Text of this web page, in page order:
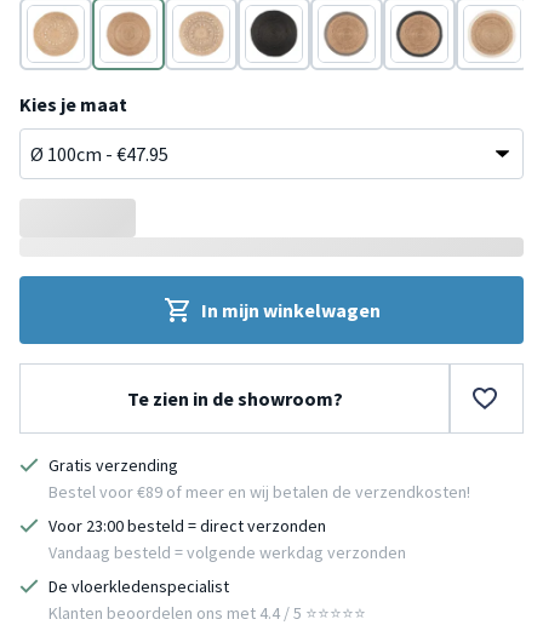
Bruin Bruin Bruin Zwart Grijs Zwart Wit
Kies je maat
In mijn winkelwagen
Te zien in de showroom?
Gratis verzending
Bestel voor €89 of meer en wij betalen de verzendkosten!
Voor 23:00 besteld = direct verzonden
Vandaag besteld = volgende werkdag verzonden
De vloerkledenspecialist
Klanten beoordelen ons met 4.4 / 5 ⭐⭐⭐⭐⭐